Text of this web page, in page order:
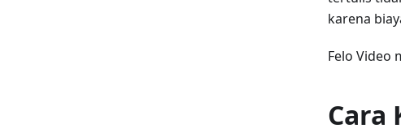
karena
Felo Video
Cara